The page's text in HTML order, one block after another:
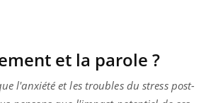
et la parole ?
l'anxiété et les troubles du stress post-